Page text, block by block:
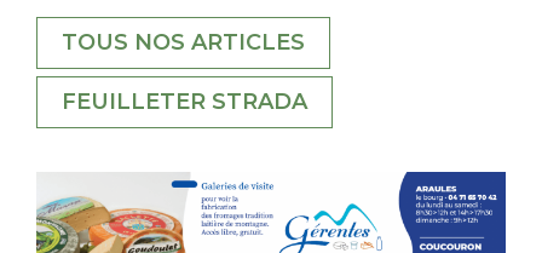
TOUS NOS ARTICLES
FEUILLETER STRADA